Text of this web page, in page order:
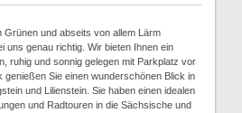
Grünen und abseits von allem Lärm
uns genau richtig. Wir bieten Ihnen ein
ruhig und sonnig gelegen mit Parkplatz vor
genießen Sie einen wunderschönen Blick in
und Lilienstein. Sie haben einen idealen
und Radtouren in die Sächsische und